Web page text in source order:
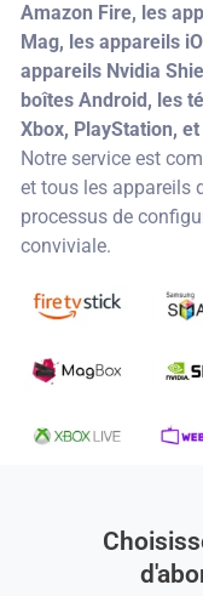
Amazon Fire, les
Mag, les appareils
appareils Nvidia
boîtes Android, les
Xbox, PlayStation,
Notre service est
et tous les appareils
processus de
conviviale.